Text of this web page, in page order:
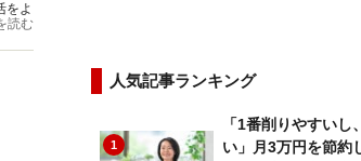
をよ
報サ
読む
人気記事ランキング
1
「1番削りやすいし
い」月3万円を節約